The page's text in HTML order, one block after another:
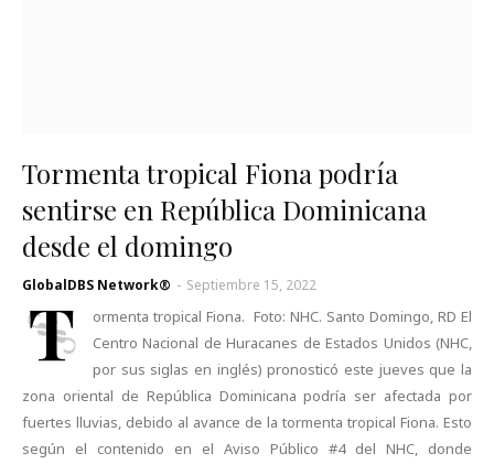
Tormenta tropical Fiona podría
sentirse en República Dominicana
desde el domingo
GlobalDBS Network® - Septiembre 15, 2022
T
ormenta tropical Fiona. Foto: NHC. Santo Domingo, RD El
Centro Nacional de Huracanes de Estados Unidos (NHC,
por sus siglas en inglés) pronosticó este jueves que la
zona oriental de República Dominicana podría ser afectada por
fuertes lluvias, debido al avance de la tormenta tropical Fiona. Esto
según el contenido en el Aviso Público #4 del NHC, donde